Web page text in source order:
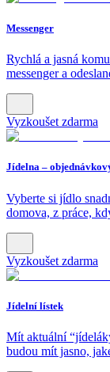
Messenger
Rychlá a jasná
messenger a
Vyzkoušet zdarma
Jídelna –
Vyberte si jídlo
domova, z práce,
Vyzkoušet zdarma
Jídelní lístek
Mít aktuální
budou mít jasno,